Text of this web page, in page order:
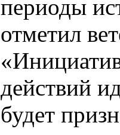
периоды
отметил
действий
будет